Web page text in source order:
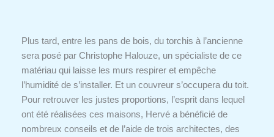
Plus tard, entre les pans de bois, du torchis à l’ancienne
sera posé par Christophe Halouze, un spécialiste de ce
matériau qui laisse les murs respirer et empêche
l’humidité de s’installer. Et un couvreur s’occupera du toit.
Pour retrouver les justes proportions, l’esprit dans lequel
ont été réalisées ces maisons, Hervé a bénéficié de
nombreux conseils et de l’aide de trois architectes, des